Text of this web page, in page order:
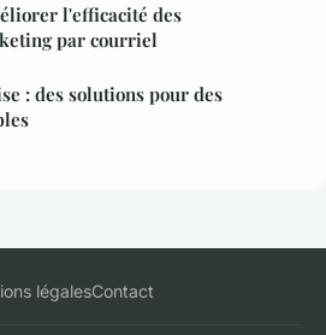
l'efficacité des
par courriel
: des solutions pour des
légalesContact